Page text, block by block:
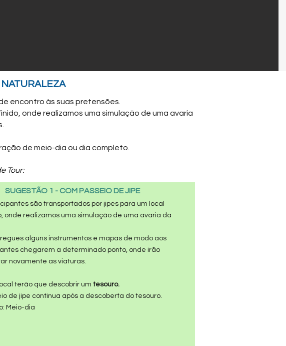
encontro às suas pretensões.
onde realizamos uma simulação de uma avaria
ção de meio-dia ou dia completo.
Tour:
SUGESTÃO 1 - COM PASSEIO DE JIPE
são transportados por jipes para um local
onde realizamos uma simulação de uma avaria da
alguns instrumentos e mapas de modo aos
chegarem a determinado ponto, onde irão
novamente as viaturas.
terão que descobrir um tesouro.
de jipe continua após a descoberta do tesouro.
Meio-dia